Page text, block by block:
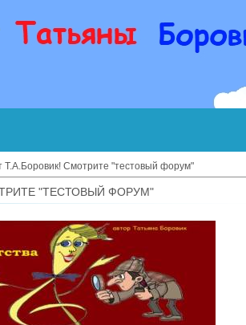
Т.А.Боровик! Смотрите "тестовый форум"
"ТЕСТОВЫЙ ФОРУМ"